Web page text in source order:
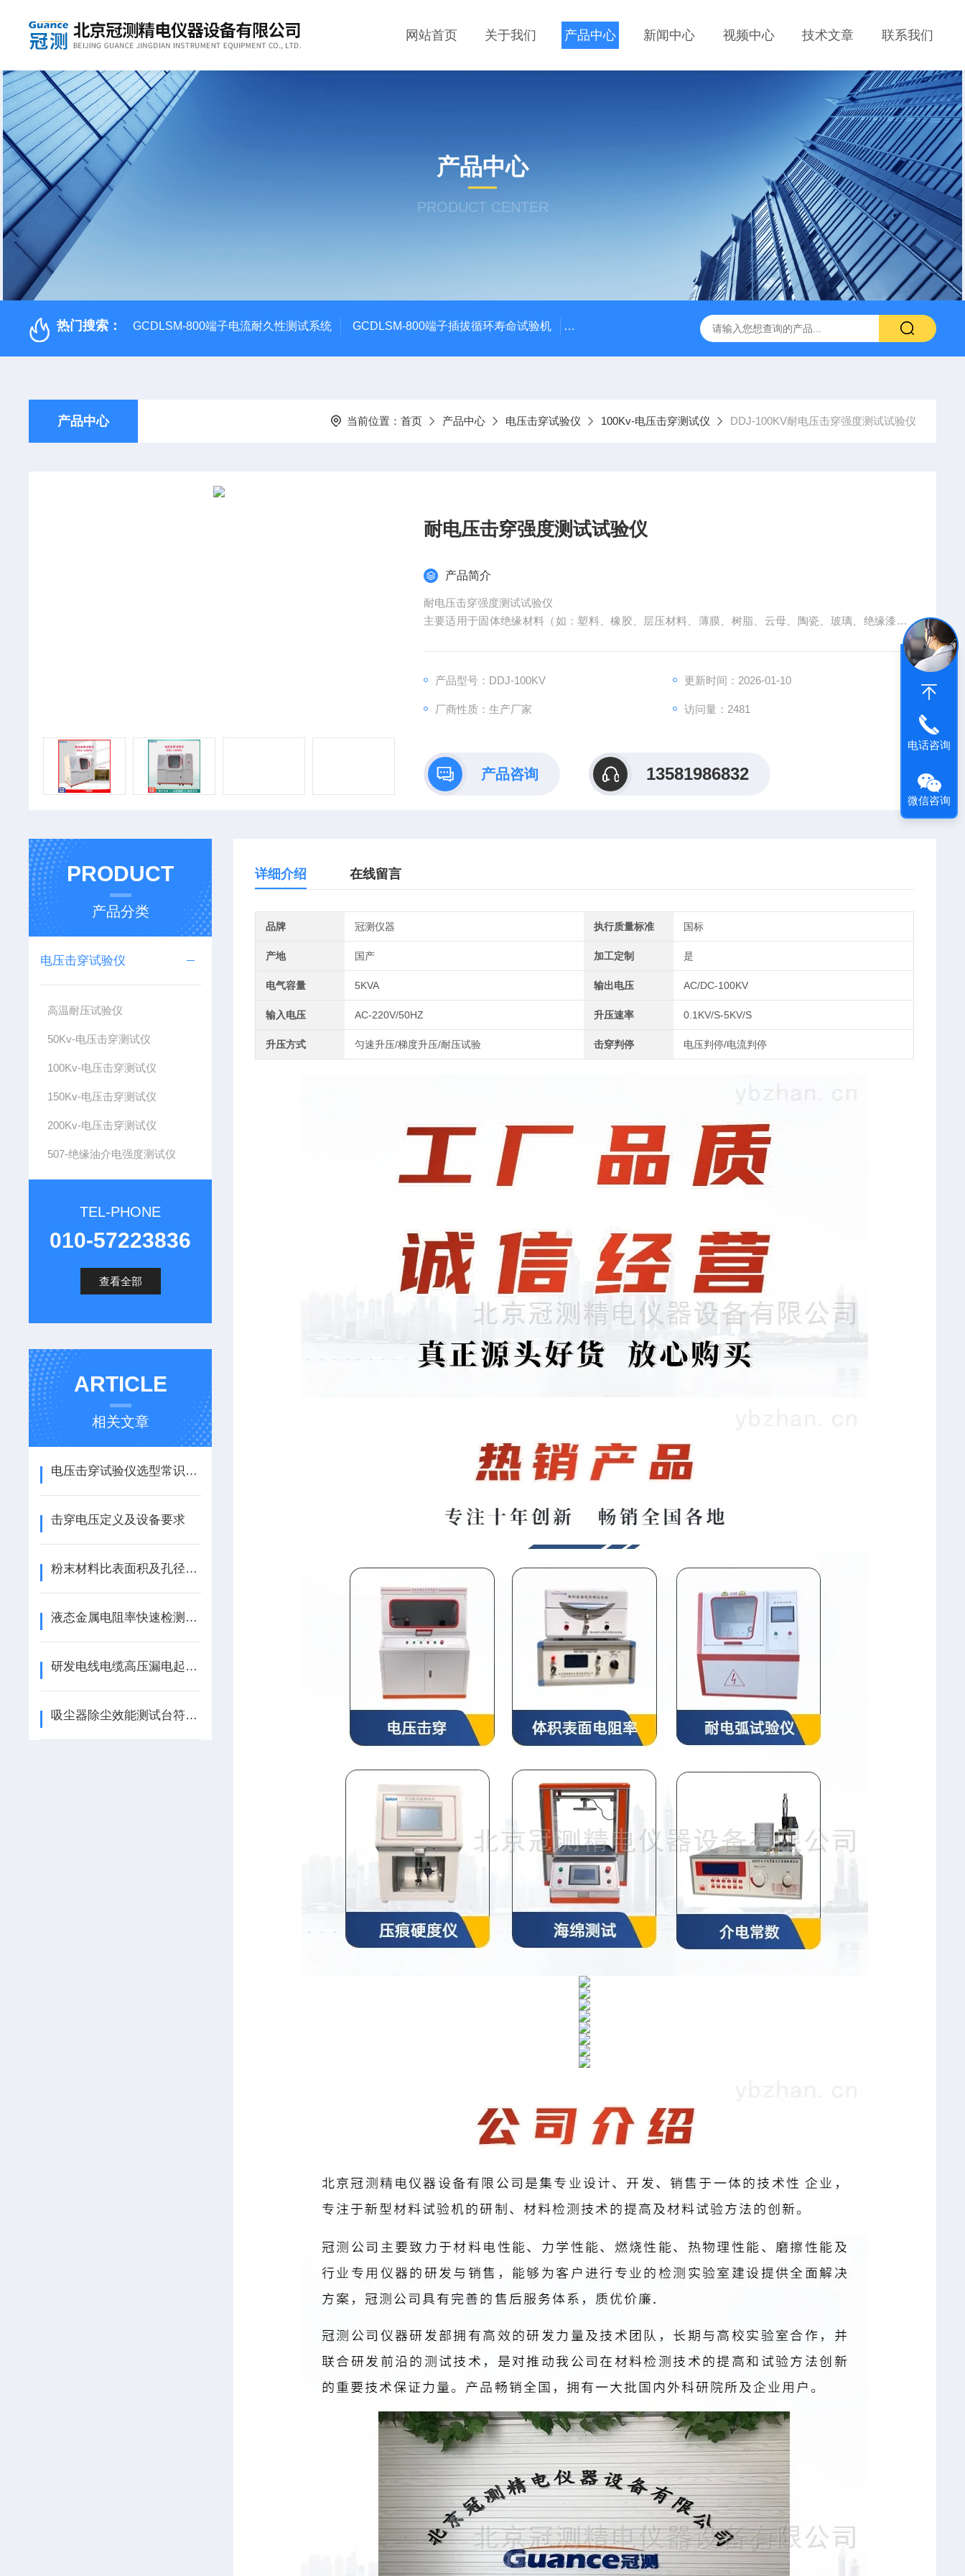
网站首页 关于我们 产品中心 新闻中心 视频中心 技术文章 联系我们
产品中心
PRODUCT CENTER
热门搜索： GCDLSM-800端子电流耐久性测试系统 GCDLSM-800端子插拔循环寿命试验机 GCDLSM-800端子高低温循环测试仪 GCDLSM-800端子电流循环寿命试
产品中心 当前位置： 首页 产品中心 电压击穿试验仪 100Kv-电压击穿测试仪 DDJ-100KV耐电压击穿强度测试试验仪
耐电压击穿强度测试试验仪
产品简介
耐电压击穿强度测试试验仪
主要适用于固体绝缘材料（如：塑料、橡胶、层压材料、薄膜、树脂、云母、陶瓷、玻璃、绝缘漆等
产品型号：DDJ-100KV 更新时间：2026-01-10
厂商性质：生产厂家 访问量：2481
产品咨询 13581986832
PRODUCT
产品分类
电压击穿试验仪
高温耐压试验仪
50Kv-电压击穿测试仪
100Kv-电压击穿测试仪
150Kv-电压击穿测试仪
200Kv-电压击穿测试仪
507-绝缘油介电强度测试仪
TEL-PHONE
010-57223836
查看全部
ARTICLE
相关文章
电压击穿试验仪选型常识及注意事项
击穿电压定义及设备要求
粉末材料比表面积及孔径术语及符号表
液态金属电阻率快速检测方法及装置的研究
研发电线电缆高压漏电起痕试验机，北京冠测热销产品
吸尘器除尘效能测试台符合标准及用途
详细介绍 在线留言
品牌 冠测仪器 执行质量标准 国标
产地 国产 加工定制 是
电气容量 5KVA 输出电压 AC/DC-100KV
输入电压 AC-220V/50HZ 升压速率 0.1KV/S-5KV/S
升压方式 匀速升压/梯度升压/耐压试验 击穿判停 电压判停/电流判停
电话咨询
微信咨询